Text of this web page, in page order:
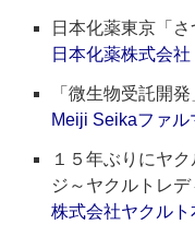
日本化薬東京「
日本化薬株式会社
「微生物受託開
Meiji Seikaファル
１５年ぶりにヤ
ジ～ヤクルトレ
株式会社ヤクルト